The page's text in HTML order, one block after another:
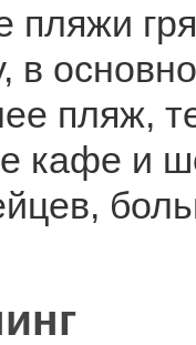
в
пляж,
кафе и